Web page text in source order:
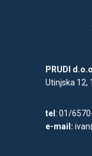
PRUDI
Utinjska 12,
tel: 01/
e-mail: